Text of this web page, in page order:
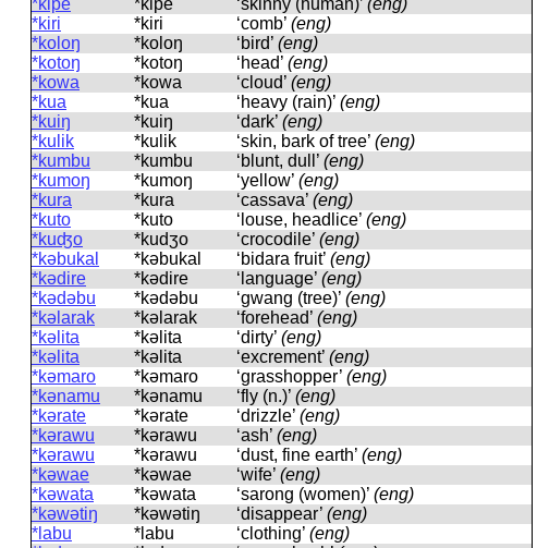
*kipe
*kipe ‘skinny (human)’ (eng)
*kiri
*kiri ‘comb’ (eng)
*koloŋ
*koloŋ ‘bird’ (eng)
*kotoŋ
*kotoŋ ‘head’ (eng)
*kowa
*kowa ‘cloud’ (eng)
*kua
*kua ‘heavy (rain)’ (eng)
*kuiŋ
*kuiŋ ‘dark’ (eng)
*kulik
*kulik ‘skin, bark of tree’ (eng)
*kumbu
*kumbu ‘blunt, dull’ (eng)
*kumoŋ
*kumoŋ ‘yellow’ (eng)
*kura
*kura ‘cassava’ (eng)
*kuto
*kuto ‘louse, headlice’ (eng)
*kuʤo
*kudʒo ‘crocodile’ (eng)
*kəbukal
*kəbukal ‘bidara fruit’ (eng)
*kədire
*kədire ‘language’ (eng)
*kədəbu
*kədəbu ‘gwang (tree)’ (eng)
*kəlarak
*kəlarak ‘forehead’ (eng)
*kəlita
*kəlita ‘dirty’ (eng)
*kəlita
*kəlita ‘excrement’ (eng)
*kəmaro
*kəmaro ‘grasshopper’ (eng)
*kənamu
*kənamu ‘fly (n.)’ (eng)
*kərate
*kərate ‘drizzle’ (eng)
*kərawu
*kərawu ‘ash’ (eng)
*kərawu
*kərawu ‘dust, fine earth’ (eng)
*kəwae
*kəwae ‘wife’ (eng)
*kəwata
*kəwata ‘sarong (women)’ (eng)
*kəwətiŋ
*kəwətiŋ ‘disappear’ (eng)
*labu
*labu ‘clothing’ (eng)